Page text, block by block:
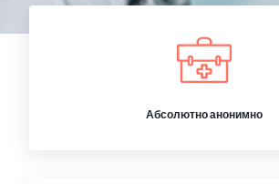
Абсолютно анонимно